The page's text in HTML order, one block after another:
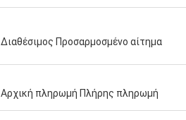
Διαθέσιμος Προσαρμοσμένο αίτημα
Αρχική πληρωμή Πλήρης πληρωμή